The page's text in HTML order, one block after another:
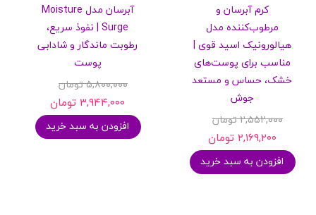
کرم آبرسان و
مرطوب‌کننده مدل
هیالورونیک اسید قوی |
مناسب برای پوست‌های
خشک، حساس و مستعد
جوش
۲,۵۵۲,۰۰۰ تومان
۲,۱۶۹,۲۰۰ تومان
افزودن به سبد خرید
آبرسان مدل Moisture
Surge | نفوذ سریع،
رطوبت ماندگار و شادابی
پوست
۵,۸۰۰,۰۰۰ تومان
۳,۹۴۴,۰۰۰ تومان
افزودن به سبد خرید